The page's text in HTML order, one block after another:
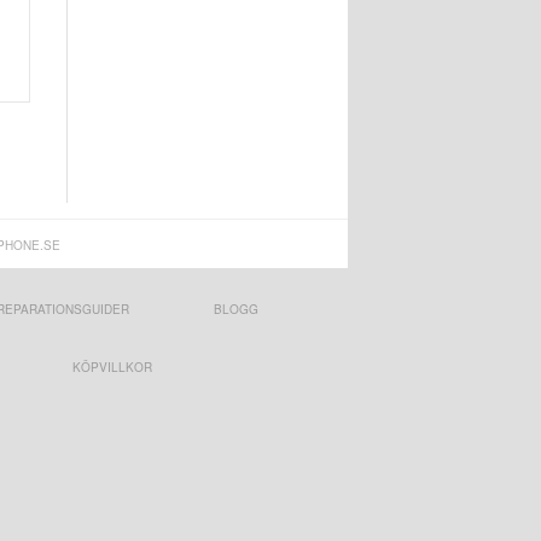
BLOGG
KÖPVILLKOR